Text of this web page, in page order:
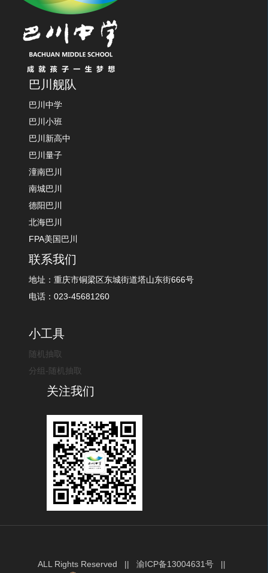
巴川舰队
巴川中学
巴川小班
巴川新高中
巴川量子
潼南巴川
南城巴川
德阳巴川
北海巴川
FPA美国巴川
联系我们
地址：重庆市铜梁区东城街道塔山东街666号
电话：023-45681260
小工具
随机抽取
分组-随机抽取
关注我们
ALL Rights Reserved || 渝ICP备13004631号 ||